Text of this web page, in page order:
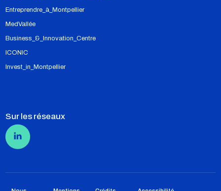
Entreprendre_à_Montpellier
MedVallée
Business_&_Innovation_Centre
ICONIC
Invest_in_Montpellier
Sur les réseaux